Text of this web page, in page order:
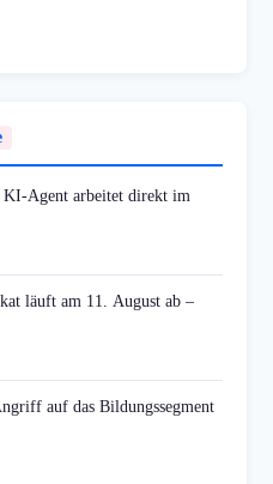
KI-Agent arbeitet direkt im
läuft am 11. August ab –
auf das Bildungssegment